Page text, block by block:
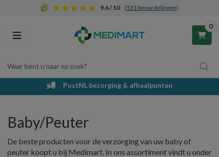
9.6 / 10 (531 beoordelingen)
Toggle navigation
Waar bent u naar op zoek?
0
Winkelwagen
Uw winkelwagen is leeg.
Vul hem met producten.
PostNL bezorging & afhaalpunten
Baby/Peuter
De beste producten voor de verzorging van uw baby of
peuter koopt u bij Medimart. In ons assortiment vindt u onder